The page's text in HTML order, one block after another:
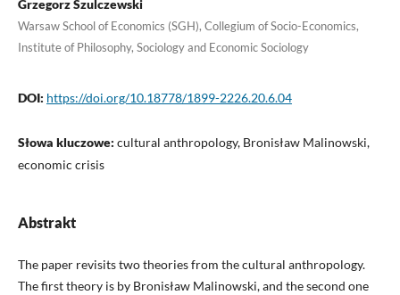
Grzegorz Szulczewski
Warsaw School of Economics (SGH), Collegium of Socio-Economics,
Institute of Philosophy, Sociology and Economic Sociology
DOI: https://doi.org/10.18778/1899-2226.20.6.04
Słowa kluczowe: cultural anthropology, Bronisław Malinowski,
economic crisis
Abstrakt
The paper revisits two theories from the cultural anthropology.
The first theory is by Bronisław Malinowski, and the second one